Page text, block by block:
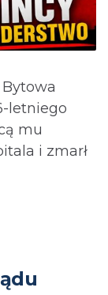
letniego
mu
i zmarł